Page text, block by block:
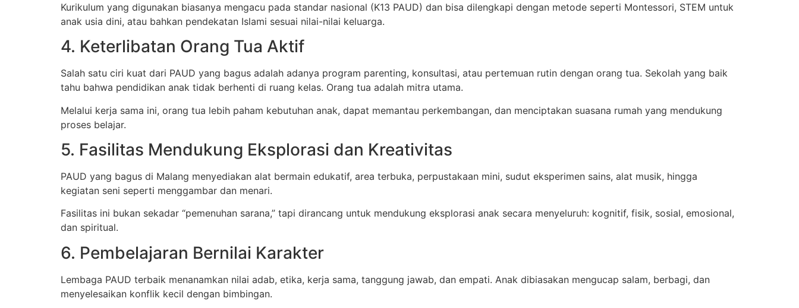
Kurikulum yang digunakan biasanya mengacu pada standar nasional (K13 PAUD) dan bisa dilengkapi dengan metode seperti Montessori, STEM untuk
anak usia dini, atau bahkan pendekatan Islami sesuai nilai-nilai keluarga.
4. Keterlibatan Orang Tua Aktif
Salah satu ciri kuat dari PAUD yang bagus adalah adanya program parenting, konsultasi, atau pertemuan rutin dengan orang tua. Sekolah yang baik
tahu bahwa pendidikan anak tidak berhenti di ruang kelas. Orang tua adalah mitra utama.
Melalui kerja sama ini, orang tua lebih paham kebutuhan anak, dapat memantau perkembangan, dan menciptakan suasana rumah yang mendukung
proses belajar.
5. Fasilitas Mendukung Eksplorasi dan Kreativitas
PAUD yang bagus di Malang menyediakan alat bermain edukatif, area terbuka, perpustakaan mini, sudut eksperimen sains, alat musik, hingga
kegiatan seni seperti menggambar dan menari.
Fasilitas ini bukan sekadar “pemenuhan sarana,” tapi dirancang untuk mendukung eksplorasi anak secara menyeluruh: kognitif, fisik, sosial, emosional,
dan spiritual.
6. Pembelajaran Bernilai Karakter
Lembaga PAUD terbaik menanamkan nilai adab, etika, kerja sama, tanggung jawab, dan empati. Anak dibiasakan mengucap salam, berbagi, dan
menyelesaikan konflik kecil dengan bimbingan.